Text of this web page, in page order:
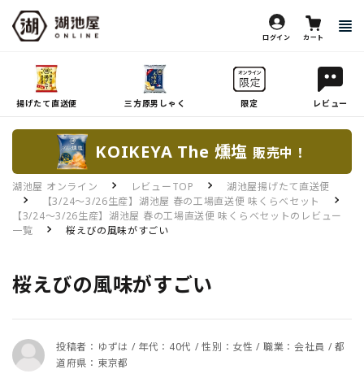
ログイン カート
揚げたて直送便 三方原男しゃく 限定 レビュー
KOIKEYA The 燻塩 販売中！
湖池屋 オンライン レビューTOP
湖池屋揚げたて直送便
【3/24～3/26生産】湖池屋 春の工場直送便 味くらべセット
【3/24～3/26生産】湖池屋 春の工場直送便 味くらべセットのレビュー
一覧
桜えびの風味がすごい
桜えびの風味がすごい
投稿者：ゆずは / 年代：40代 / 性別：女性 / 職業：会社員 / 都
道府県：東京都